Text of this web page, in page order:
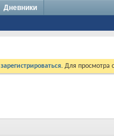
Дневники
зарегистрироваться. Для просмотра